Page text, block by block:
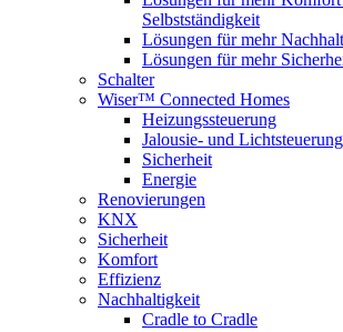
Selbstständigkeit
Lösungen für mehr
Lösungen für mehr
Schalter
Wiser™ Connected Homes
Heizungssteuerung
Jalousie- und Lichtsteuerung
Sicherheit
Energie
Renovierungen
KNX
Sicherheit
Komfort
Effizienz
Nachhaltigkeit
Cradle to Cradle